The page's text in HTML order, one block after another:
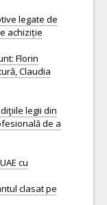
legate de
achiziție
Florin
Claudia
legii din
de a
cu
clasat pe